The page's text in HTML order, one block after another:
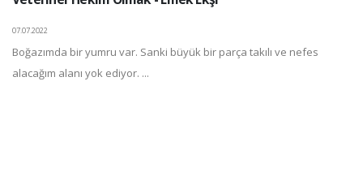
07.07.2022
Boğazımda bir yumru var. Sanki büyük bir parça takılı ve nefes
alacağım alanı yok ediyor. ...